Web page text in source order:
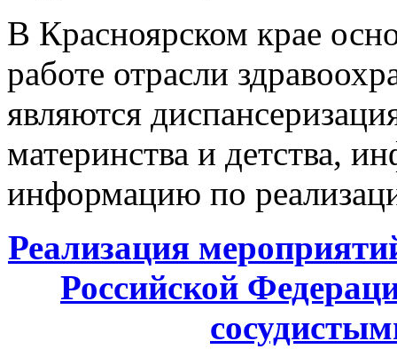
В Красноярском крае
работе отрасли
являются
материнства и детства,
информацию по
Реализация
Российской